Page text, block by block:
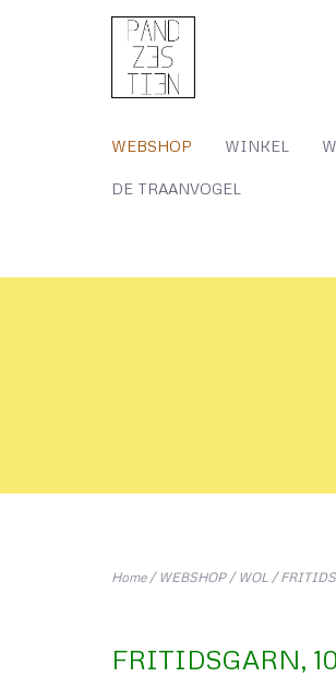
WEBSHOP WINKEL
DE TRAANVOGEL
Home/ WEBSHOP/ WOL /
FRITIDSGARN,